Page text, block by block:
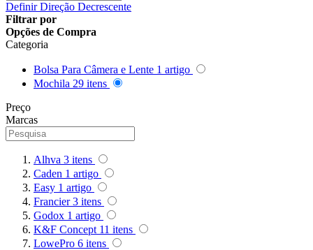
Ripoint
Selens
Sirui
Smallrig
Sokani
Somita
Definir Direção Decrescente
Filtrar por
Opções de Compra
Categoria
Bolsa Para Câmera e Lente 1 artigo
Mochila 29 itens
Preço
Marcas
Alhva 3 itens
Caden 1 artigo
Easy 1 artigo
Francier 3 itens
Godox 1 artigo
K&F Concept 11 itens
LowePro 6 itens